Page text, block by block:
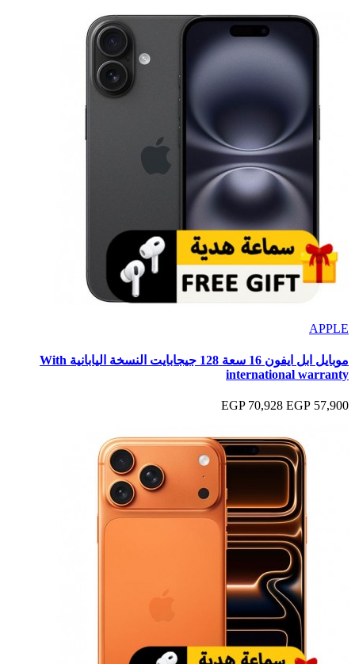
APPLE
موبايل ابل ايفون 16 سعة 128 جيجابايت النسخة اليابانية With
international warranty
57,900 EGP
70,928 EGP